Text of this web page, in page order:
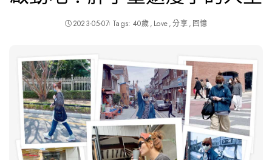
2023-05-07 Tags: 40歲 Love 分享 回憶